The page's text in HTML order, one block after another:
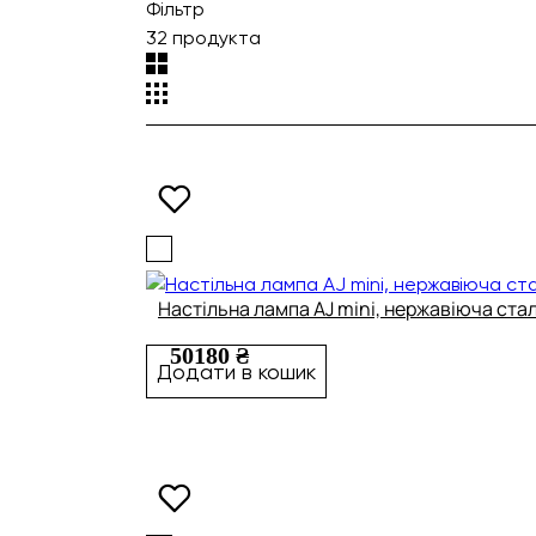
Фільтр
32 продукта
Настільна лампа AJ mini, нержавіюча
50180 ₴
Додати в кошик